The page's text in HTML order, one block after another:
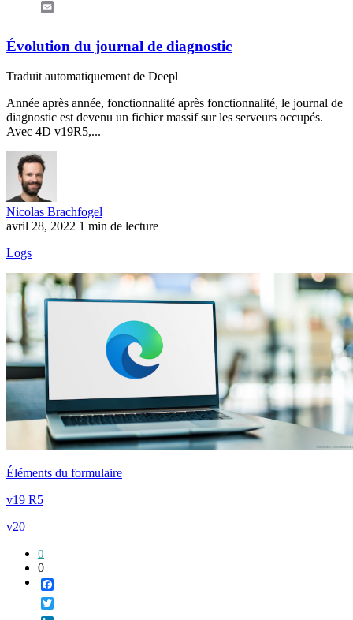
Évolution du journal de diagnostic
Traduit automatiquement de Deepl
Année après année, fonctionnalité après fonctionnalité, le journal de
diagnostic est devenu un fichier massif sur les serveurs occupés.
Avec 4D v19R5,...
Nicolas Brachfogel
avril 28, 2022 1 min de lecture
Logs
Éléments du formulaire
v19 R5
v20
0
0